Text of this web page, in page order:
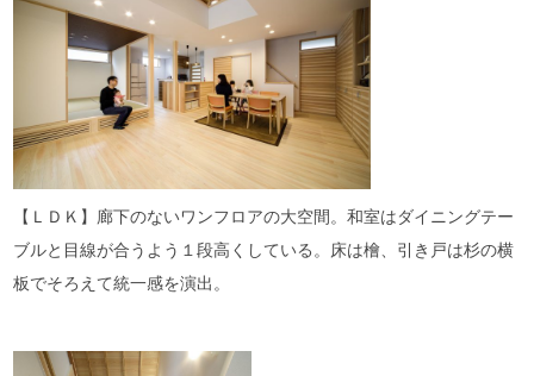
【ＬＤＫ】廊下のないワンフロアの大空間。和室はダイニングテー
ブルと目線が合うよう１段高くしている。床は檜、引き戸は杉の横
板でそろえて統一感を演出。